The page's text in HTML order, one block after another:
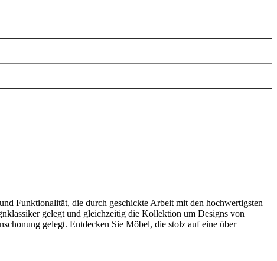
Funktionalität, die durch geschickte Arbeit mit den hochwertigsten
gelegt und gleichzeitig die Kollektion um Designs von
gelegt. Entdecken Sie Möbel, die stolz auf eine über